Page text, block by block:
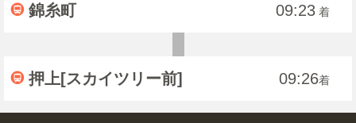
錦糸町 09:23 着
押上[スカイツリー前] 09:26着